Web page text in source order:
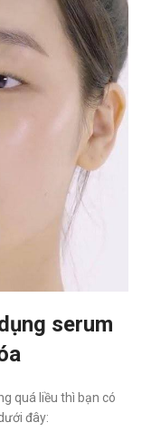
serum
quá liều thì bạn có
đây: